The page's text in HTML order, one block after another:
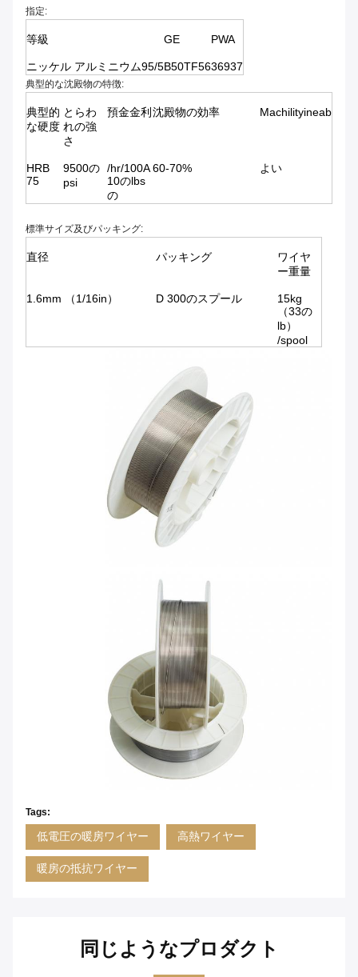
指定:
等級 GE PWA
ニッケル アルミニウム95/5B50TF5636937
典型的な沈殿物の特徴:
典型的
な硬度
とらわ
れの強
さ
預金金利 沈殿物の効率 Machilityineab
HRB
75
9500の
psi
/hr/100A
10のlbs
の
60-70% よい
標準サイズ及びパッキング:
直径 パッキング
ワイヤ
ー重量
1.6mm （1/16in） D 300のスプール
15kg
（33の
lb）
/spool
Tags:
低電圧の暖房ワイヤー 高熱ワイヤー
暖房の抵抗ワイヤー
同じようなプロダクト